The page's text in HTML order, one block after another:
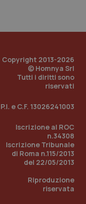
Copyright 2013-2026
© Homnya Srl
Tutti i diritti sono
riservati
P.I. e C.F. 13026241003
Iscrizione al ROC
n.34308
Iscrizione Tribunale
di Roma n.115/2013
del 22/05/2013
Riproduzione
riservata